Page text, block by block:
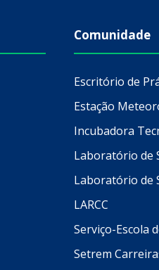
Comunidade
Escritório de
Estação
Incubadora
Laboratório de
Laboratório de
LARCC
Serviço-Escola
Setrem